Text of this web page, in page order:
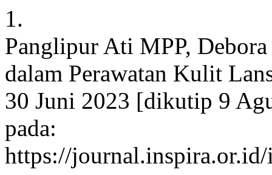
1.
Panglipur Ati MPP,
dalam Perawatan Kulit
30 Juni 2023 [dikutip 9
pada:
https://